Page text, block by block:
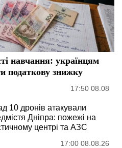
навчання: українцям
податкову знижку
17:50 08.08
10 дронів атакували
Дніпра: пожежі на
центрі та АЗС
17:00 08.08.26